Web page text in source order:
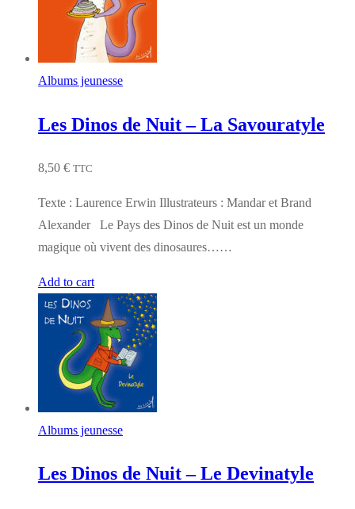
Albums jeunesse
Les Dinos de Nuit – La Savouratyle
8,50 € TTC
Texte : Laurence Erwin Illustrateurs : Mandar et Brand
Alexander Le Pays des Dinos de Nuit est un monde
magique où vivent des dinosaures……
Add to cart
Albums jeunesse
Les Dinos de Nuit – Le Devinatyle